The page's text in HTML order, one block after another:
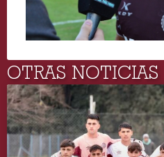
OTRAS NOTICIAS